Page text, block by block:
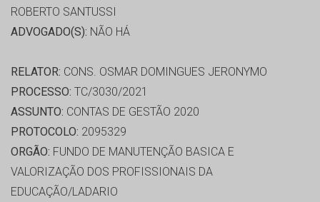
ROBERTO SANTUSSI
ADVOGADO(S): NÃO HÁ
RELATOR: CONS. OSMAR DOMINGUES JERONYMO
PROCESSO: TC/3030/2021
ASSUNTO: CONTAS DE GESTÃO 2020
PROTOCOLO: 2095329
ORGÃO: FUNDO DE MANUTENÇÃO BASICA E
VALORIZAÇÃO DOS PROFISSIONAIS DA
EDUCAÇÃO/LADARIO